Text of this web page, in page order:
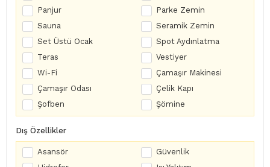
Panjur
Parke Zemin
Sauna
Seramik Zemin
Set Üstü Ocak
Spot Aydınlatma
Teras
Vestiyer
Wi-Fi
Çamaşır Makinesi
Çamaşır Odası
Çelik Kapı
Şofben
Şömine
Dış Özellikler
Asansör
Güvenlik